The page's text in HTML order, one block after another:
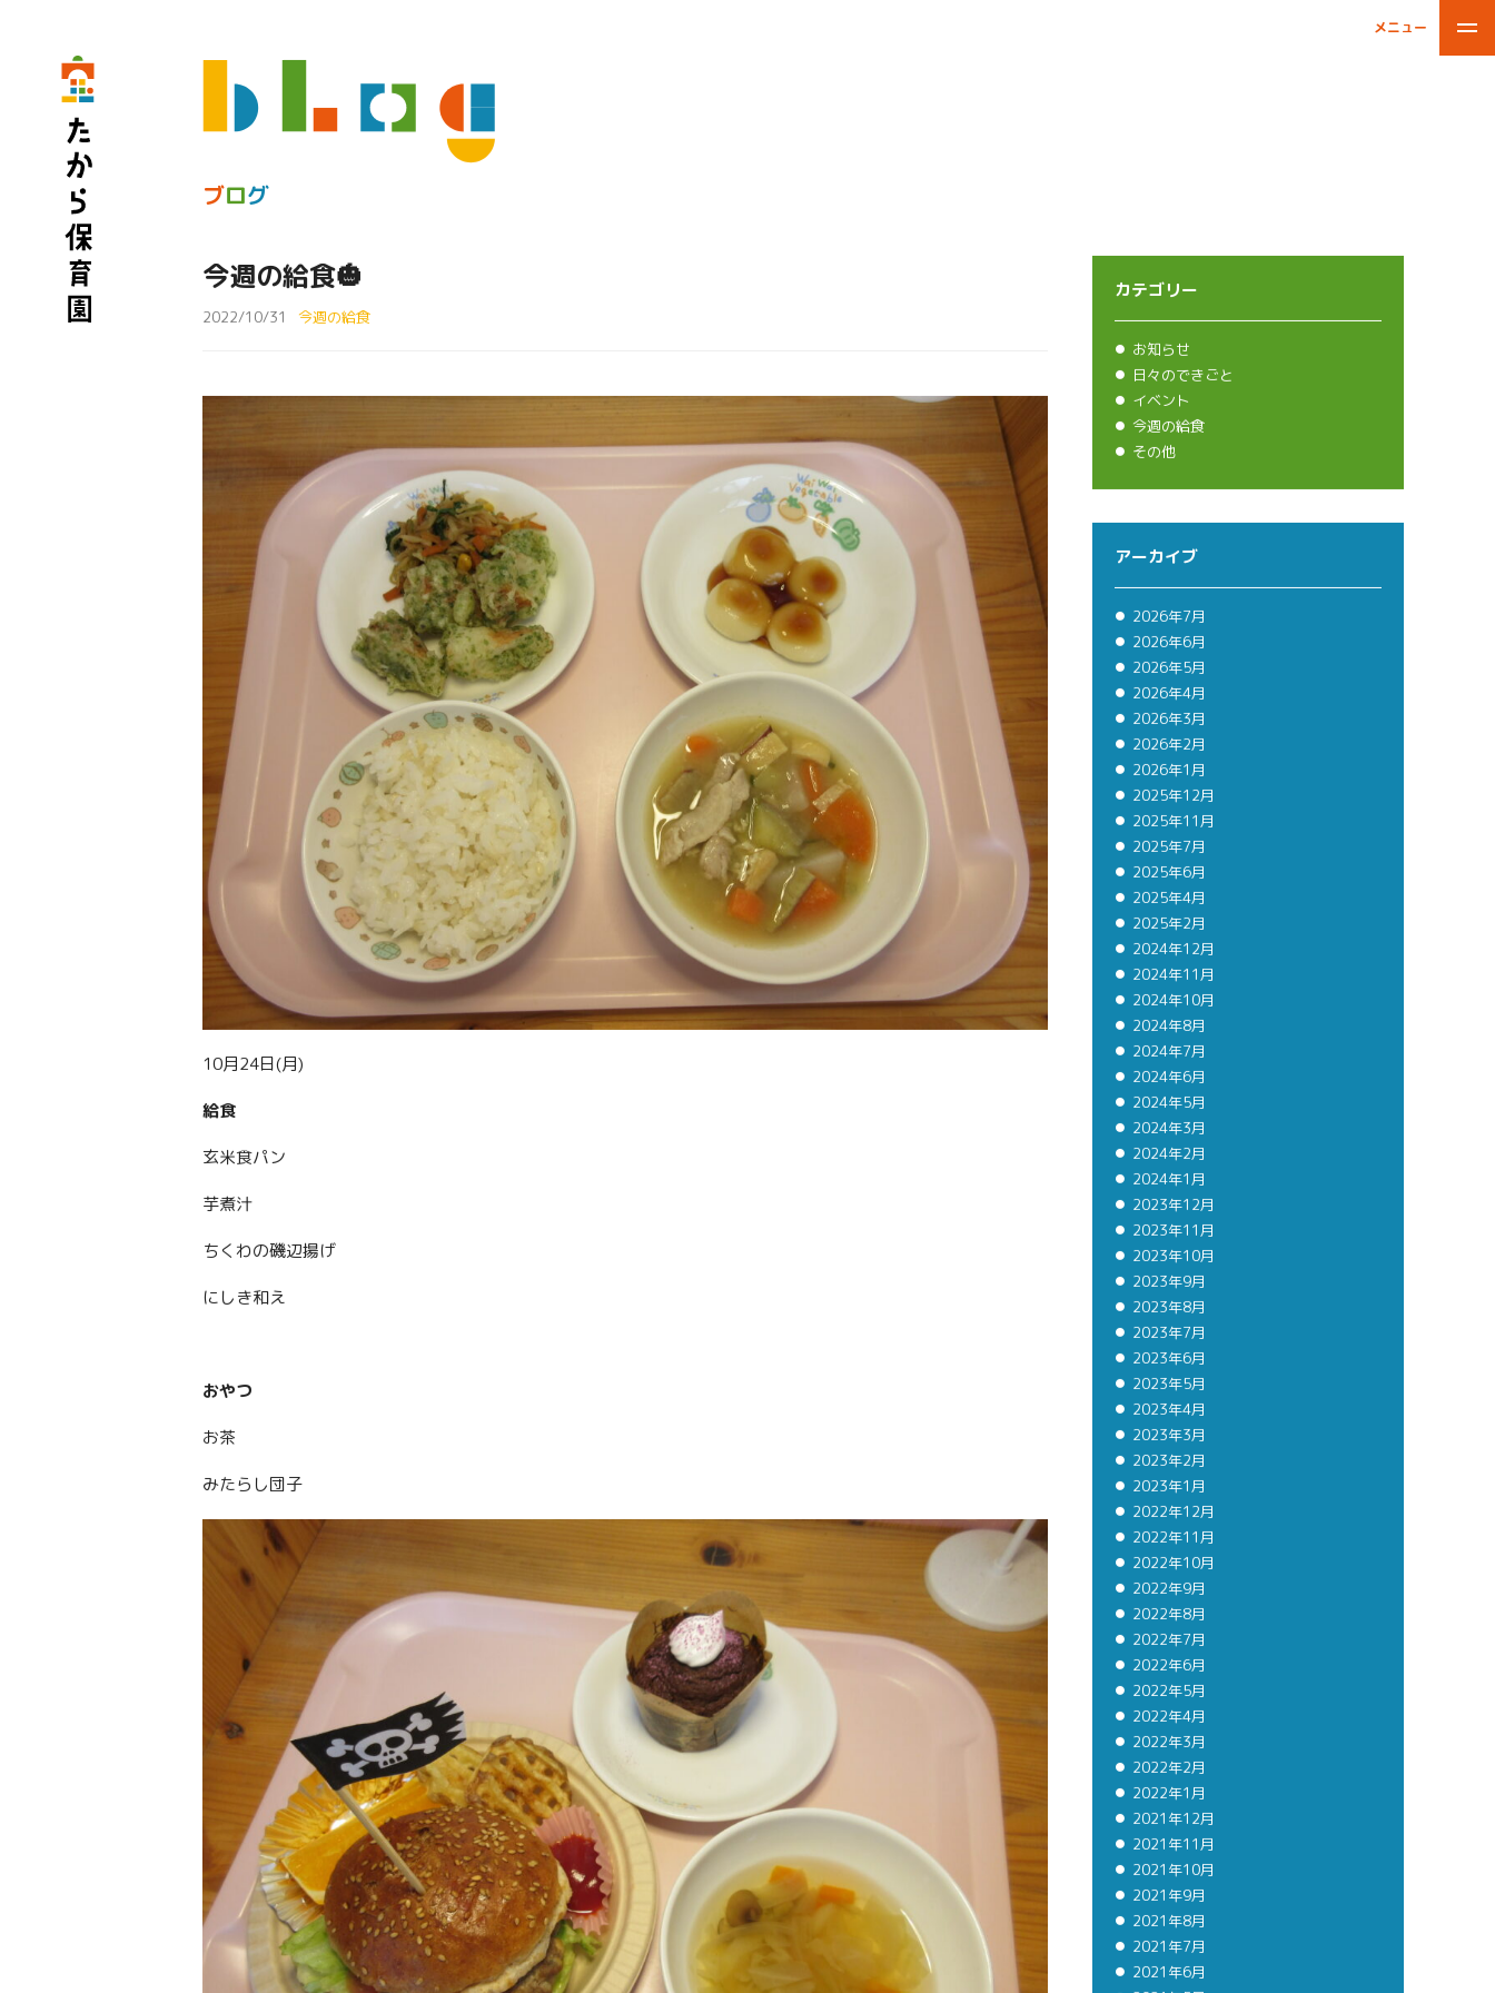
メニュー
ブログ
今週の給食🎃
2022/10/31 今週の給食
10月24日(月)
給食
玄米食パン
芋煮汁
ちくわの磯辺揚げ
にしき和え
おやつ
お茶
みたらし団子
カテゴリー
お知らせ
日々のできごと
イベント
今週の給食
その他
アーカイブ
2026年7月
2026年6月
2026年5月
2026年4月
2026年3月
2026年2月
2026年1月
2025年12月
2025年11月
2025年7月
2025年6月
2025年4月
2025年2月
2024年12月
2024年11月
2024年10月
2024年8月
2024年7月
2024年6月
2024年5月
2024年3月
2024年2月
2024年1月
2023年12月
2023年11月
2023年10月
2023年9月
2023年8月
2023年7月
2023年6月
2023年5月
2023年4月
2023年3月
2023年2月
2023年1月
2022年12月
2022年11月
2022年10月
2022年9月
2022年8月
2022年7月
2022年6月
2022年5月
2022年4月
2022年3月
2022年2月
2022年1月
2021年12月
2021年11月
2021年10月
2021年9月
2021年8月
2021年7月
2021年6月